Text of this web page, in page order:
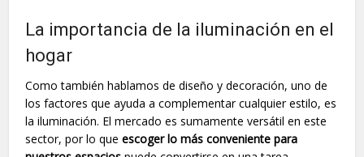
La importancia de la iluminación en el
hogar
Como también hablamos de diseño y decoración, uno de
los factores que ayuda a complementar cualquier estilo, es
la iluminación. El mercado es sumamente versátil en este
sector, por lo que escoger lo más conveniente para